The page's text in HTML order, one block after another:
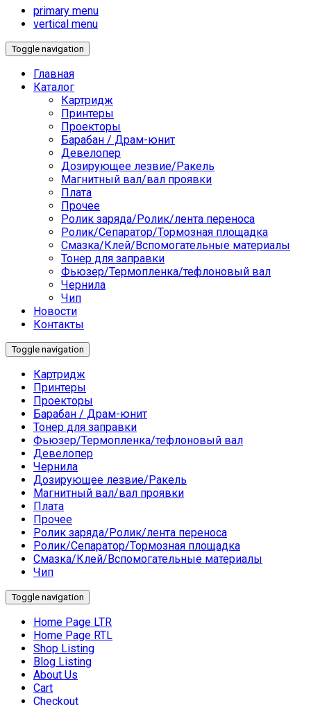
primary menu
vertical menu
Toggle navigation
Главная
Каталог
Картридж
Принтеры
Проекторы
Барабан / Драм-юнит
Девелопер
Дозирующее лезвие/Ракель
Магнитный вал/вал проявки
Плата
Прочее
Ролик заряда/Ролик/лента переноса
Ролик/Сепаратор/Тормозная площадка
Смазка/Клей/Вспомогательные материалы
Тонер для заправки
Фьюзер/Термопленка/тефлоновый вал
Чернила
Чип
Новости
Контакты
Toggle navigation
Картридж
Принтеры
Проекторы
Барабан / Драм-юнит
Тонер для заправки
Фьюзер/Термопленка/тефлоновый вал
Девелопер
Чернила
Дозирующее лезвие/Ракель
Магнитный вал/вал проявки
Плата
Прочее
Ролик заряда/Ролик/лента переноса
Ролик/Сепаратор/Тормозная площадка
Смазка/Клей/Вспомогательные материалы
Чип
Toggle navigation
Home Page LTR
Home Page RTL
Shop Listing
Blog Listing
About Us
Cart
Checkout